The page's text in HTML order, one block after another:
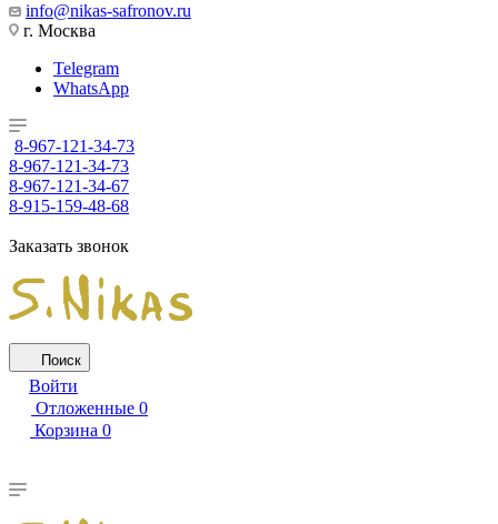
info@nikas-safronov.ru
г. Москва
Telegram
WhatsApp
8-967-121-34-73
8-967-121-34-73
8-967-121-34-67
8-915-159-48-68
Заказать звонок
Поиск
Войти
Отложенные 0
Корзина 0